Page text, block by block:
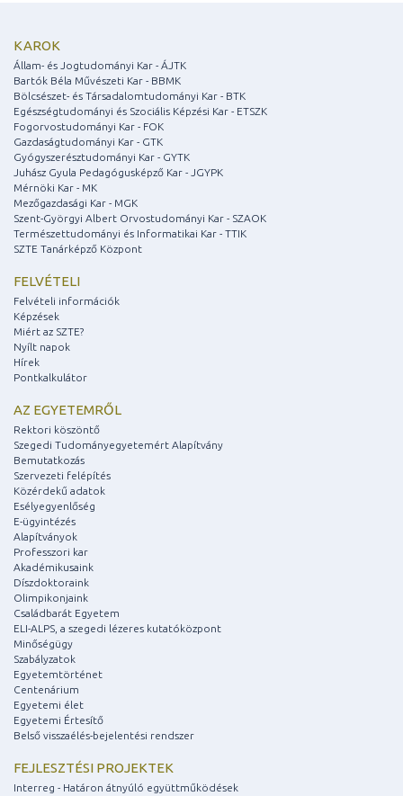
KAROK
Állam- és Jogtudományi Kar - ÁJTK
Bartók Béla Művészeti Kar - BBMK
Bölcsészet- és Társadalomtudományi Kar - BTK
Egészségtudományi és Szociális Képzési Kar - ETSZK
Fogorvostudományi Kar - FOK
Gazdaságtudományi Kar - GTK
Gyógyszerésztudományi Kar - GYTK
Juhász Gyula Pedagógusképző Kar - JGYPK
Mérnöki Kar - MK
Mezőgazdasági Kar - MGK
Szent-Györgyi Albert Orvostudományi Kar - SZAOK
Természettudományi és Informatikai Kar - TTIK
SZTE Tanárképző Központ
FELVÉTELI
Felvételi információk
Képzések
Miért az SZTE?
Nyílt napok
Hírek
Pontkalkulátor
AZ EGYETEMRŐL
Rektori köszöntő
Szegedi Tudományegyetemért Alapítvány
Bemutatkozás
Szervezeti felépítés
Közérdekű adatok
Esélyegyenlőség
E-ügyintézés
Alapítványok
Professzori kar
Akadémikusaink
Díszdoktoraink
Olimpikonjaink
Családbarát Egyetem
ELI-ALPS, a szegedi lézeres kutatóközpont
Minőségügy
Szabályzatok
Egyetemtörténet
Centenárium
Egyetemi élet
Egyetemi Értesítő
Belső visszaélés-bejelentési rendszer
FEJLESZTÉSI PROJEKTEK
Interreg - Határon átnyúló együttműködések